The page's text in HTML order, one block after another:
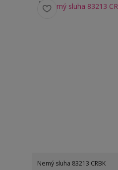
Nemý sluha 83213 CRBK